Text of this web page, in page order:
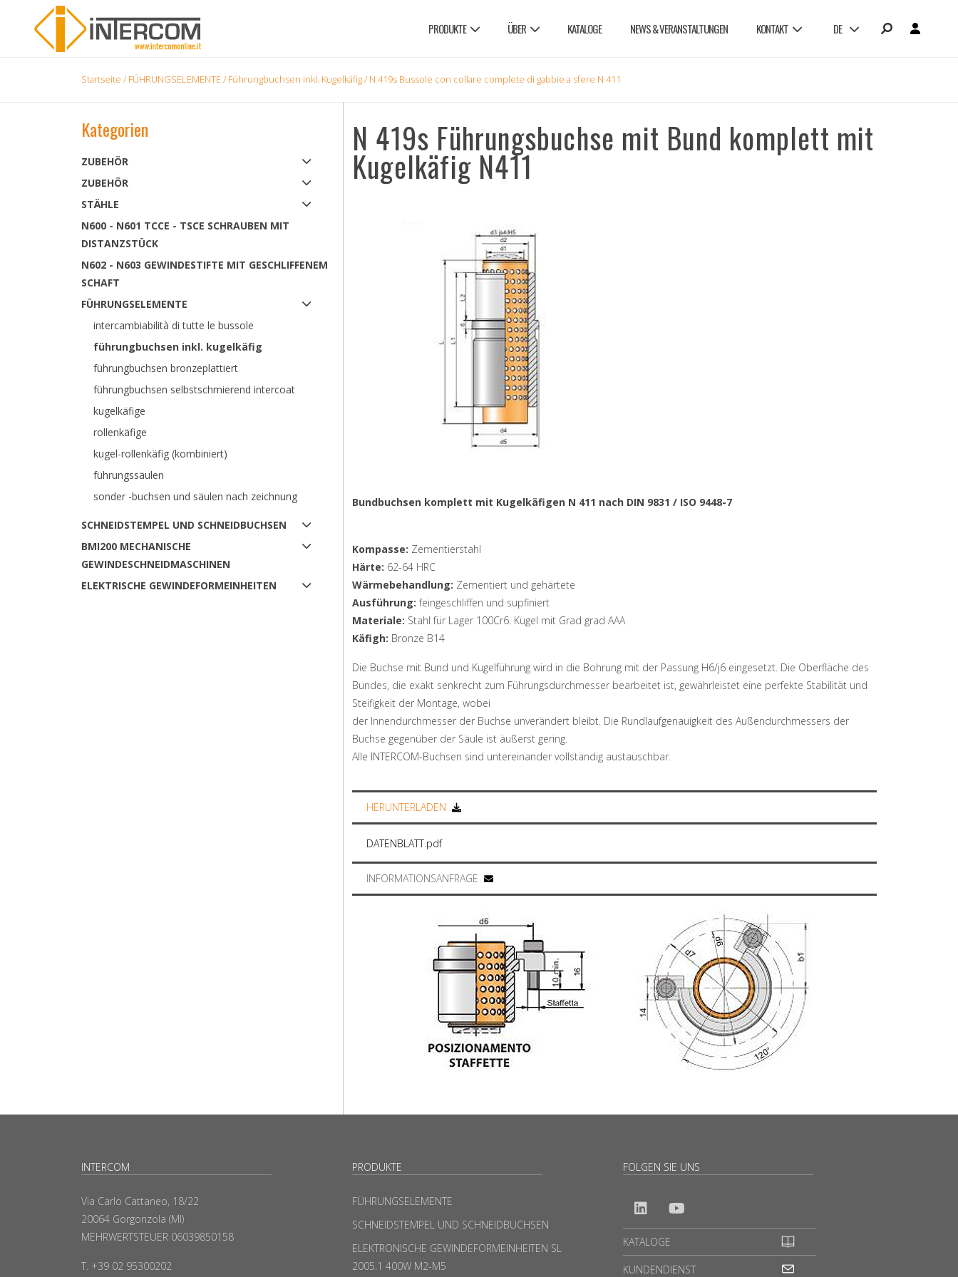
PRODUKTE ÜBER KATALOGE NEWS & VERANSTALTUNGEN KONTAKT DE
Startseite / FÜHRUNGSELEMENTE/ Führungbuchsen inkl. Kugelkäfig/ N 419s Bussole con collare complete di gabbie a sfere N 411
Kategorien
ZUBEHÖR
ZUBEHÖR
STÄHLE
N600 - N601 TCCE - TSCE SCHRAUBEN MIT
DISTANZSTÜCK
N602 - N603 GEWINDESTIFTE MIT GESCHLIFFENEM
SCHAFT
FÜHRUNGSELEMENTE
intercambiabilità di tutte le bussole
führungbuchsen inkl. kugelkäfig
führungbuchsen bronzeplattiert
führungbuchsen selbstschmierend intercoat
kugelkäfige
rollenkäfige
kugel-rollenkäfig (kombiniert)
führungssäulen
sonder -buchsen und säulen nach zeichnung
SCHNEIDSTEMPEL UND SCHNEIDBUCHSEN
BMI200 MECHANISCHE
GEWINDESCHNEIDMASCHINEN
ELEKTRISCHE GEWINDEFORMEINHEITEN
N 419s Führungsbuchse mit Bund komplett mit
Kugelkäfig N411
Bundbuchsen komplett mit Kugelkäfigen N 411 nach DIN 9831 / ISO 9448-7
Kompasse: Zementierstahl
Härte: 62-64 HRC
Wärmebehandlung: Zementiert und gehärtete
Ausführung: feingeschliffen und supfiniert
Materiale: Stahl für Lager 100Cr6. Kugel mit Grad grad AAA
Käfigh: Bronze B14
Die Buchse mit Bund und Kugelführung wird in die Bohrung mit der Passung H6/j6 eingesetzt. Die Oberfläche des
Bundes, die exakt senkrecht zum Führungsdurchmesser bearbeitet ist, gewährleistet eine perfekte Stabilität und
Steifigkeit der Montage, wobei
der Innendurchmesser der Buchse unverändert bleibt. Die Rundlaufgenauigkeit des Außendurchmessers der
Buchse gegenüber der Säule ist äußerst gering.
Alle INTERCOM-Buchsen sind untereinander vollständig austauschbar.
HERUNTERLADEN
DATENBLATT.pdf
INFORMATIONSANFRAGE
INTERCOM
Via Carlo Cattaneo, 18/22
20064 Gorgonzola (MI)
MEHRWERTSTEUER 06039850158
T. +39 02 95300202
PRODUKTE
FÜHRUNGSELEMENTE
SCHNEIDSTEMPEL UND SCHNEIDBUCHSEN
ELEKTRONISCHE GEWINDEFORMEINHEITEN SL
2005.1 400W M2-M5
FOLGEN SIE UNS
KATALOGE
KUNDENDIENST